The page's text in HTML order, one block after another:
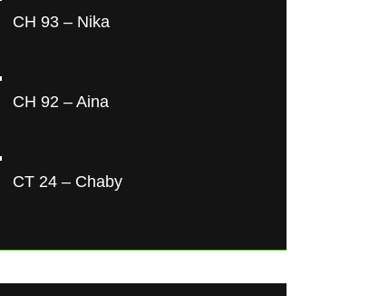
CH 93 – Nika
CH 92 – Aina
CT 24 – Chaby